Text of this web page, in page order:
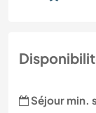
Séjour min.